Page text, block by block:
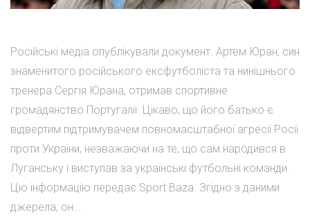
Російські медіа опублікували документ. Артем Юран, син
знаменитого російського ексфутболіста та нинішнього
тренера Сергія Юрана, отримав спортивне
громадянство Португалії. Цікаво, що його батько є
відвертим підтримувачем повномасштабної агресії Росії
проти України, незважаючи на те, що сам народився в
Луганську і виступав за українські футбольні команди.
Цю інформацію передає Sport Baza. Згідно з даними
джерела, он...